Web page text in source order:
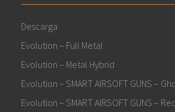
Descarga
Evolution – Full Metal
Evolution – Metal Hybrid
Evolution – SMART AIRSOFT GUNS –
Evolution – SMART AIRSOFT GUNS –